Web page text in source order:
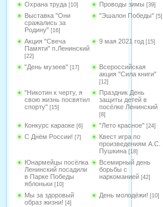
Охрана труда [10] Проводы зимы [39]
Выставка "Они
сражались за
Родину" [16]
"Эшалон Победы" [5]
Акция "Свеча
Памяти" п.Ленинский
[22]
9 мая 2021 год [15]
"День музеев" [17]
Всероссийская
акция "Сила книги"
[12]
"Никотин к черту, я
свою жизнь посвятил
спорту" [15]
Праздник День
защиты детей в
посёлке Ленинский
[8]
Конкурс караоке [6] "Лето красное" [24]
С Днём России! [7]
Квест игра по
произведениям А.С.
Пушкина [18]
Юнармейцы посёлка
Ленинский посадили
в Парке Победы
яблоньки [10]
Всемирный день
борьбы с
наркоманией [42]
Мы за здоровый
образ жизни! [4]
День молодёжи! [10]